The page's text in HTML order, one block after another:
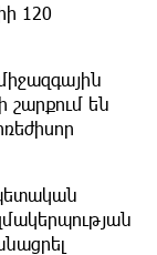
120
շարքում են